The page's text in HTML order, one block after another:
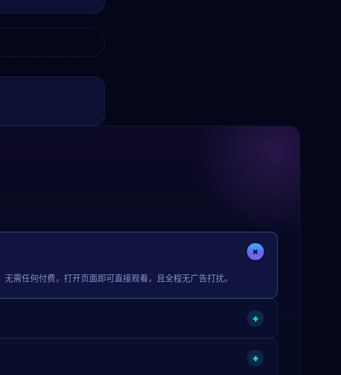
+
需任何付费，打开页面即可直接观看，且全程无广告打扰。
+
+